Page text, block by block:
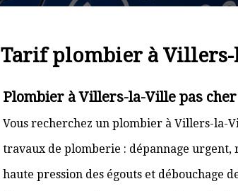
Tarif plombier à
Plombier à Villers-la-Ville pas
Vous recherchez un plombier à Villers-la-
travaux de plomberie : dépannage
haute pression des égouts et débouchage